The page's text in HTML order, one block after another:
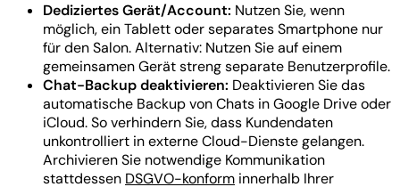
Dediziertes Gerät/Account: Nutzen Sie, wenn
möglich, ein Tablett oder separates Smartphone nur
für den Salon. Alternativ: Nutzen Sie auf einem
gemeinsamen Gerät streng separate Benutzerprofile.
Chat-Backup deaktivieren: Deaktivieren Sie das
automatische Backup von Chats in Google Drive oder
iCloud. So verhindern Sie, dass Kundendaten
unkontrolliert in externe Cloud-Dienste gelangen.
Archivieren Sie notwendige Kommunikation
stattdessen DSGVO-konform innerhalb Ihrer